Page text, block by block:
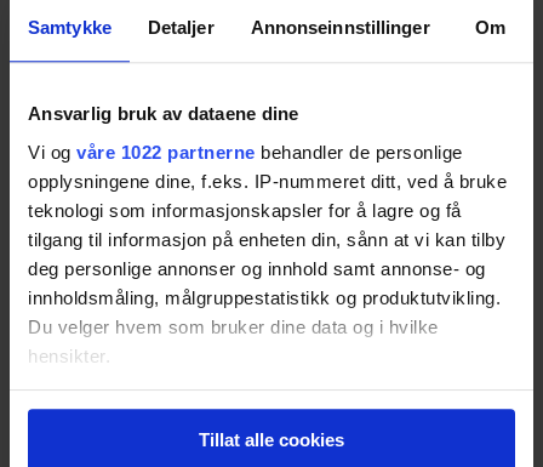
Samtykke Detaljer Annonseinnstillinger Om
Ansvarlig bruk av dataene dine
Vi og våre 1022 partnerne behandler de personlige
opplysningene dine, f.eks. IP-nummeret ditt, ved å bruke
teknologi som informasjonskapsler for å lagre og få
tilgang til informasjon på enheten din, sånn at vi kan tilby
deg personlige annonser og innhold samt annonse- og
innholdsmåling, målgruppestatistikk og produktutvikling.
Du velger hvem som bruker dine data og i hvilke
hensikter.
Hvis du gir oss lov, vil vi også gjerne:
Innhente informasjon om den geografiske
Tillat alle cookies
77
Sony Bravia KD-55X8505
Resultatet er basert på11 tester.
76
Samsung UE55JU6475
Resultatet er basert på